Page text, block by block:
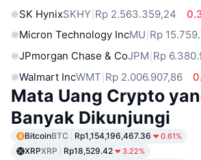
SK HynixSKHY Rp 2.563.359,24
Micron Technology IncMU Rp
JPmorgan Chase & CoJPM Rp
Walmart IncWMT Rp 2.006.907,86
Mata Uang Crypto
Banyak Dikunjungi
BitcoinBTC Rp1,154,196,467.36 0.61%
XRPXRP Rp18,529.42 3.22%